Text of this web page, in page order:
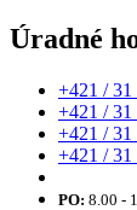
Úradné
+421 / 31
+421 / 31
+421 / 31
+421 / 31
PO: 8.00 -